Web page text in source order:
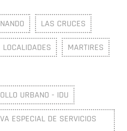
LAS CRUCES
LOCALIDADES MARTIRES
URBANO - IDU
ESPECIAL DE SERVICIOS